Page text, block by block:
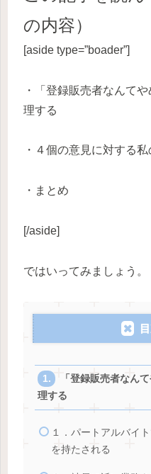
の内容）
[aside type=”boader”]
・「登録販売者なんて
理する
・４個の意見に対する
・まとめ
[/aside]
ではいってみましょう。
「登録販売者なん
理する
１．パートアルバイ
を持たされる